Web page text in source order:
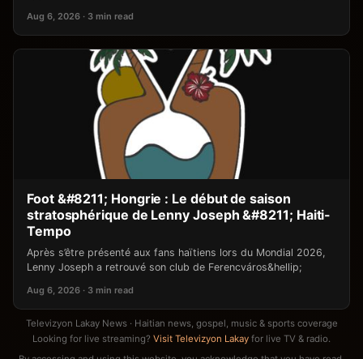
Aug 6, 2026 · 3 min read
Foot &#8211; Hongrie : Le début de saison
stratosphérique de Lenny Joseph &#8211; Haiti-
Tempo
Après s’être présenté aux fans haïtiens lors du Mondial 2026,
Lenny Joseph a retrouvé son club de Ferencváros&hellip;
Aug 6, 2026 · 3 min read
Televizyon Lakay News · Haitian news, gospel, music & sports coverage
Looking for live streaming? Visit Televizyon Lakay for live TV & radio.